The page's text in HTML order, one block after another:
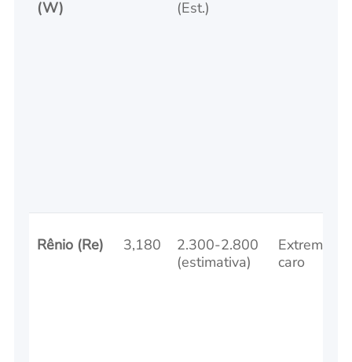
(W)
(Est.)
Rênio (Re) 3,180
2.300-2.800
(estimativa)
caro